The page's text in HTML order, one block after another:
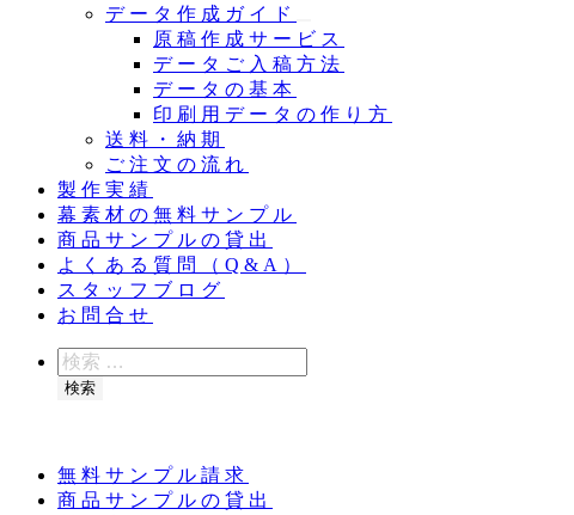
データ作成ガイド
原稿作成サービス
データご入稿方法
データの基本
印刷用データの作り方
送料・納期
ご注文の流れ
製作実績
幕素材の無料サンプル
商品サンプルの貸出
よくある質問（Q&A）
スタッフブログ
お問合せ
検
索
検索
無料サンプル請求
商品サンプルの貸出